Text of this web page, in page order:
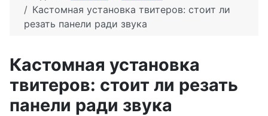
Кастомная установка твитеров: стоит ли
резать панели ради звука
Кастомная установка
твитеров: стоит ли резать
панели ради звука